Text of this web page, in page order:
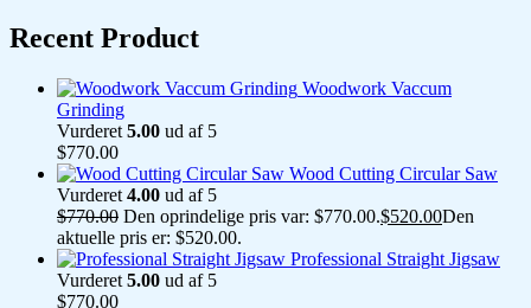
Recent Product
Woodwork Vaccum
Grinding
Vurderet 5.00 ud af 5
$770.00
Wood Cutting Circular Saw
Vurderet 4.00 ud af 5
$770.00 Den oprindelige pris var: $770.00.$520.00Den
aktuelle pris er: $520.00.
Professional Straight Jigsaw
Vurderet 5.00 ud af 5
$770.00